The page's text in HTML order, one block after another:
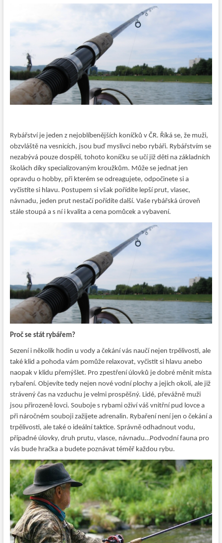
Rybářství je jeden z nejoblíbenějších koníčků v ČR. Říká se, že muži,
obzvláště na vesnicích, jsou buď myslivci nebo rybáři. Rybářstvím se
nezabývá pouze dospělí, tohoto koníčku se učí již děti na základních
školách díky specializovaným kroužkům. Může se jednat jen
opravdu o hobby, při kterém se odreagujete, odpočinete si a
vyčistíte si hlavu. Postupem si však pořídíte lepší prut, vlasec,
návnadu, jeden prut nestačí pořídíte další. Vaše rybářská úroveň
stále stoupá a s ní i kvalita a cena pomůcek a vybavení.
Proč se stát rybářem?
Sezení i několik hodin u vody a čekání vás naučí nejen trpělivosti, ale
také klid a pohoda vám pomůže relaxovat, vyčistit si hlavu anebo
naopak v klidu přemýšlet. Pro zpestření úlovků je dobré měnit místa
rybaření. Objevíte tedy nejen nové vodní plochy a jejich okolí, ale již
strávený čas na vzduchu je velmi prospěšný. Lidé, převážně muži
jsou přirozeně lovci. Souboje s rybami oživí váš vnitřní pud lovce a
při náročném souboji zažijete adrenalin. Rybaření není jen o čekání a
trpělivosti, ale také o ideální taktice. Správně odhadnout vodu,
případné úlovky, druh prutu, vlasce, návnadu…Podvodní fauna pro
vás bude hračka a budete poznávat téměř každou rybu.